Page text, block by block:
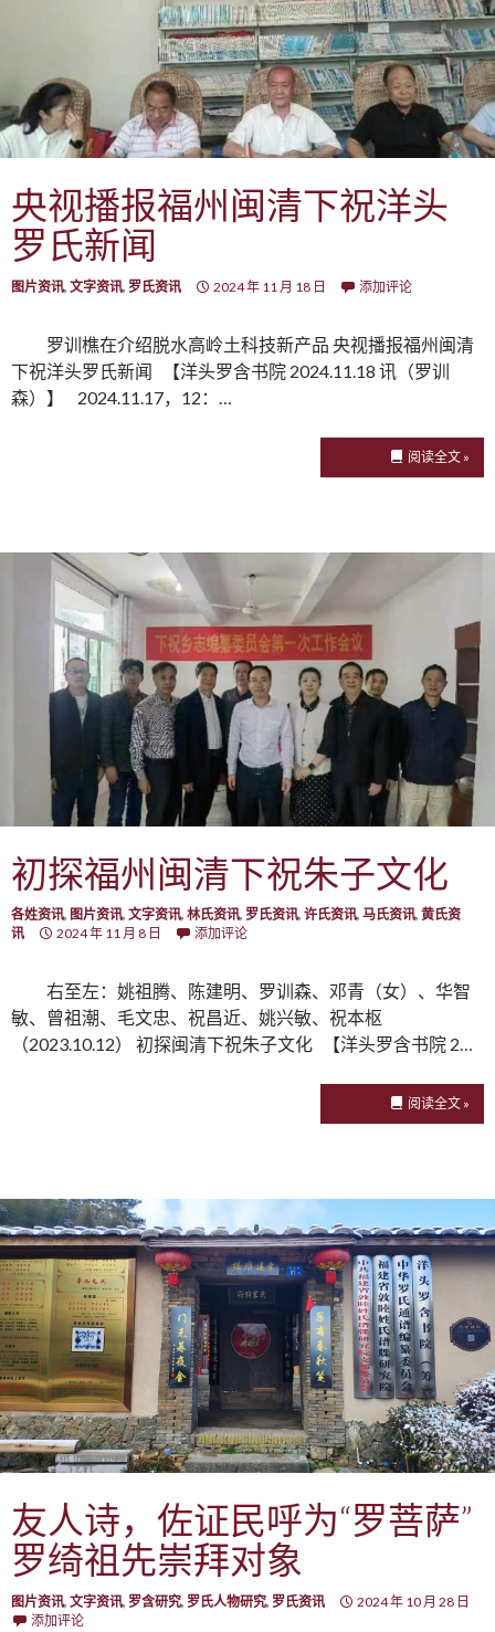
央视播报福州闽清下祝洋头
罗氏新闻
图片资讯, 文字资讯, 罗氏资讯 2024 年 11 月 18 日 添加评论
罗训樵在介绍脱水高岭土科技新产品 央视播报福州闽清
下祝洋头罗氏新闻 【洋头罗含书院 2024.11.18 讯（罗训
森）】 2024.11.17，12：…
阅读全文 »
初探福州闽清下祝朱子文化
各姓资讯, 图片资讯, 文字资讯, 林氏资讯, 罗氏资讯, 许氏资讯, 马氏资讯, 黄氏资
讯
2024 年 11 月 8 日 添加评论
右至左：姚祖腾、陈建明、罗训森、邓青（女）、华智
敏、曾祖潮、毛文忠、祝昌近、姚兴敏、祝本枢
（2023.10.12） 初探闽清下祝朱子文化 【洋头罗含书院 2…
阅读全文 »
友人诗，佐证民呼为“罗菩萨”
罗绮祖先崇拜对象
图片资讯, 文字资讯, 罗含研究, 罗氏人物研究, 罗氏资讯
2024 年 10 月 28 日
添加评论